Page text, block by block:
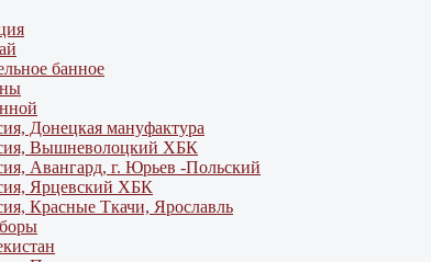
банное
Донецкая мануфактура
Вышневолоцкий ХБК
Авангард, г. Юрьев -Польский
Ярцевский ХБК
Красные Ткачи, Ярославль